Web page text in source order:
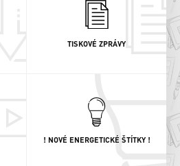
TISKOVÉ ZPRÁVY
! NOVÉ ENERGETICKÉ ŠTÍTKY !